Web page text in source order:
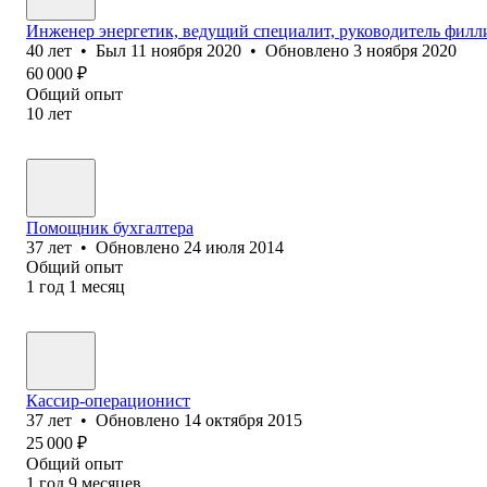
Инженер энергетик, ведущий специалит, руководитель
40 лет • Был 11 ноября 2020 • Обновлено 3 ноября 2020
60 000 ₽
Общий опыт
10 лет
Помощник бухгалтера
37 лет • Обновлено 24 июля 2014
Общий опыт
1 год 1 месяц
Кассир-операционист
37 лет • Обновлено 14 октября 2015
25 000 ₽
Общий опыт
1 год 9 месяцев